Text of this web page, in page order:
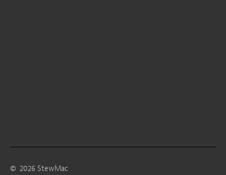
© 2026 StewMac